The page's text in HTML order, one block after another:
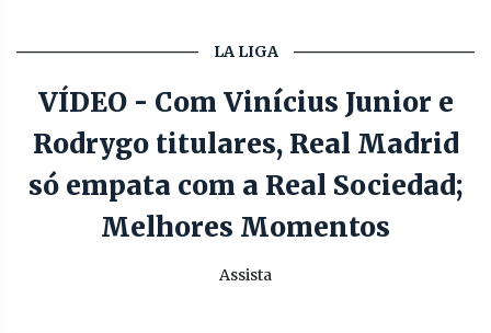
LA LIGA
VÍDEO - Com Vinícius Junior e
Rodrygo titulares, Real Madrid
só empata com a Real Sociedad;
Melhores Momentos
Assista